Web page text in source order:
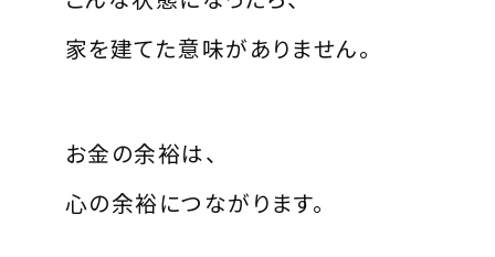
家を建てた意味がありません。
お金の余裕は、
心の余裕につながります。